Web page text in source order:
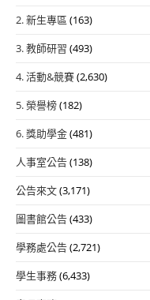
2. 新生專區 (163)
3. 教師研習 (493)
4. 活動&競賽(2,630)
5. 榮譽榜(182)
6. 獎助學金(481)
人事室公告(138)
公告來文(3,171)
圖書館公告(433)
學務處公告(2,721)
學生事務(6,433)